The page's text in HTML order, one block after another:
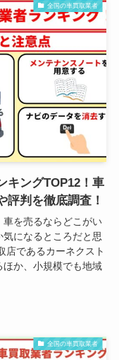
全国の車買取業者
キングTOP12！車
評判を徹底調査！
を売るならどこがい
になるところだと思
店であるカーネクスト
か、小規模でも地域
全国の車買取業者